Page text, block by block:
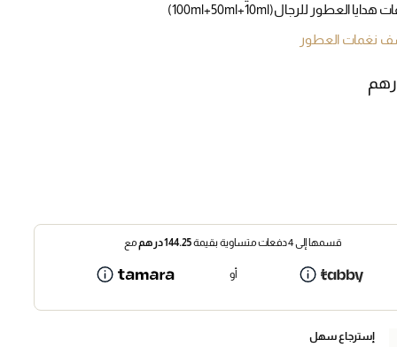
هدايا العطور للرجال(100ml+50ml+10ml)
نغمات العطور
قسمها إلى 4 دفعات متساوية بقيمة 144.25درهممع
أو
إسترجاع سهل